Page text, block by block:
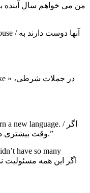
/ آنها دوست دارند به
در جملات شرطی، «
a new language. / اگر
وقت بیشتری داشتم، دوست دارم زبان جدیدی یاد بگیرم.”
have so many